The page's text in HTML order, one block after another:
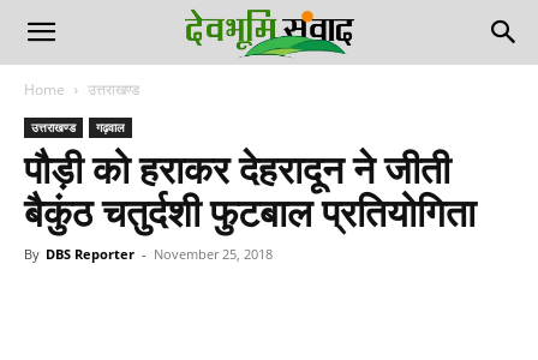
Home उत्तराखण्ड
उत्तराखण्ड गढ़वाल
पौड़ी को हराकर देहरादून ने जीती
बैकुंठ चतुर्दशी फुटबाल प्रतियोगिता
By DBS Reporter - November 25, 2018